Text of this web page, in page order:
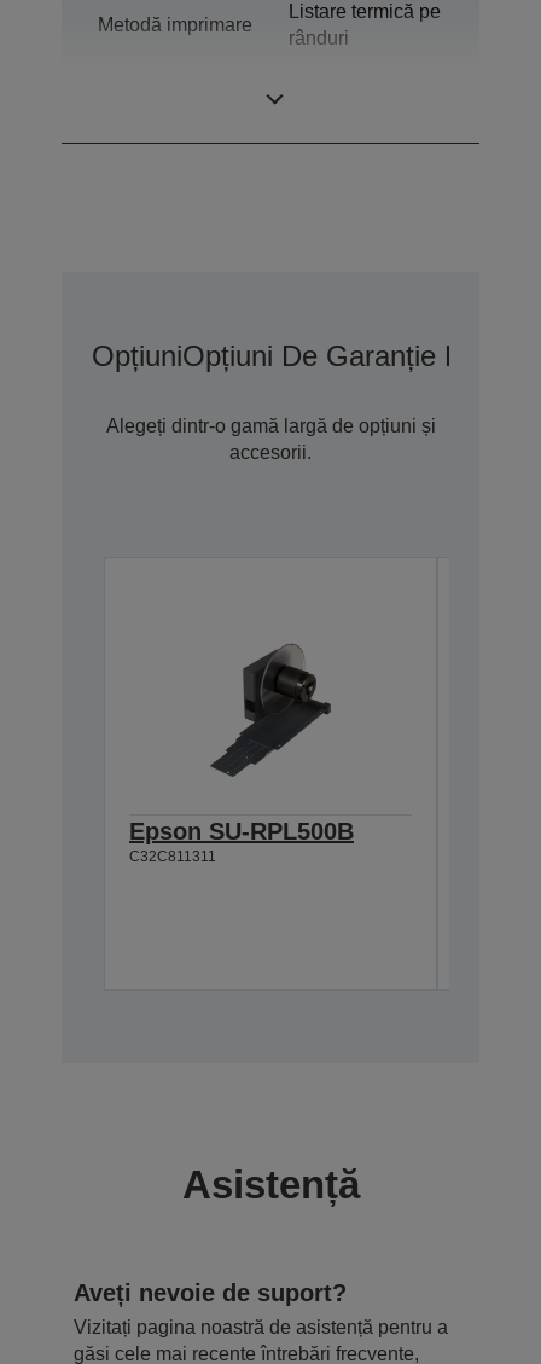
Metodă imprimare
Listare termică pe
rânduri
OpțiuniOpțiuni De Garanție
Alegeți dintr-o gamă largă de opțiuni și
accesorii.
Epson SU-RPL500B
C32C811311
Asistență
Aveți nevoie de suport?
Vizitați pagina noastră de asistență pentru a
găsi cele mai recente întrebări frecvente,